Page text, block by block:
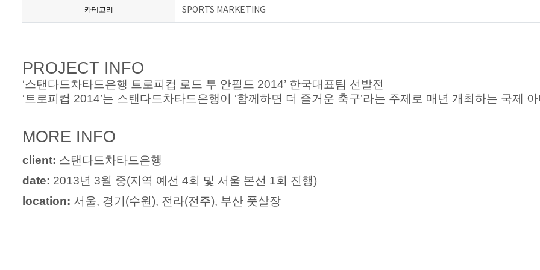
카테고리 SPORTS MARKETING
PROJECT INFO
‘스탠다드차타드은행 트로피컵 로드 투 안필드 2014’ 한국대표팀 선발전
‘트로피컵 2014’는 스탠다드차타드은행이 ‘함께하면 더 즐거운 축구’라는 주제로 매년 개최하는 국제
MORE INFO
client: 스탠 다드차타드은행
date: 2013년 3월 중(지역 예선 4회 및 서울 본선 1회 진행)
location: 서울, 경기(수원), 전라(전주), 부산 풋살장